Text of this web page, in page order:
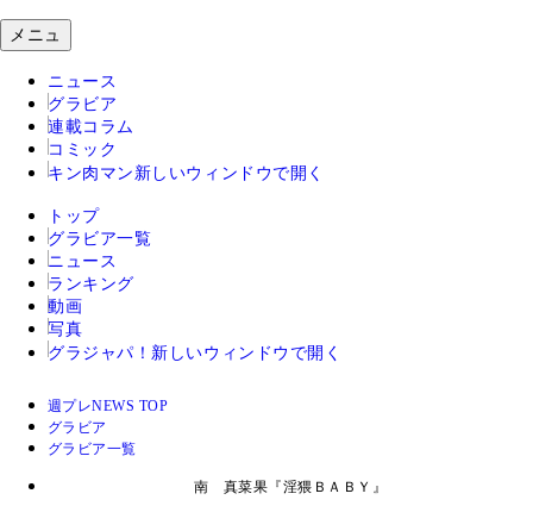
メニュ
ニュース
グラビア
連載コラム
コミック
キン肉マン 新しいウィンドウで開く
トップ
グラビア一覧
ニュース
ランキング
動画
写真
グラジャパ！ 新しいウィンドウで開く
週プレNEWS TOP
グラビア
グラビア一覧
南 真菜果『淫猥ＢＡＢＹ』